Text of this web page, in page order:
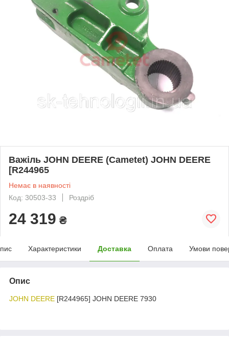
Важіль JOHN DEERE (Cametet) JOHN DEERE
[R244965
Немає в наявності
Код: 30503-33
Роздріб
24 319 ₴
Характеристики Доставка Оплата Умови
Опис
JOHN DEERE [R244965] JOHN DEERE 7930